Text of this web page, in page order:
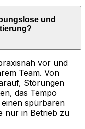
und
vor und
Team. Von
Störungen
das Tempo
spürbaren
nur in Betrieb zu